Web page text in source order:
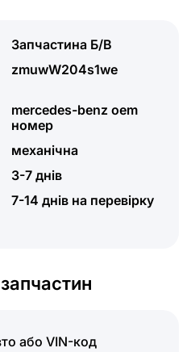
Запчастина Б/В
zmuwW204s1we
mercedes-benz oem
номер
механічна
3-7 днів
7-14 днів на перевірку
або VIN-код